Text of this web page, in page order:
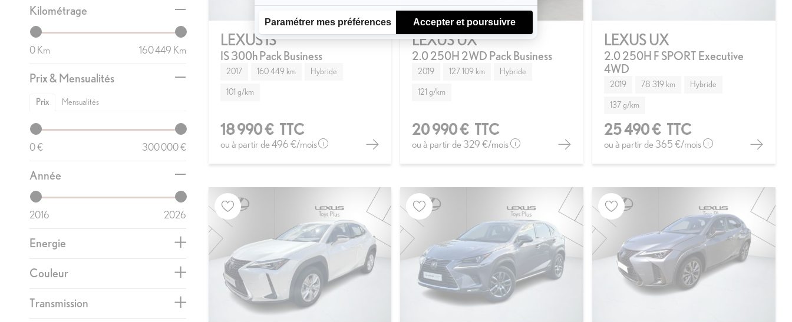
Paramétrer mes préférences Accepter et poursuivre
Kilométrage
0 160 449
Prix & Mensualités
Prix Mensualités
0 300 000
Année
2016 2026
Energie
Couleur
Transmission
LEXUS IS
IS 300h Pack Business
2017 160 449 km Hybride
101 g/km
18 990 € TTC
ou à partir de496 €/mois
LEXUS UX
2.0 250H 2WD Pack Business
2019 127 109 km Hybride
121 g/km
20 990 € TTC
ou à partir de329 €/mois
LEXUS UX
2.0 250H F SPORT Executive
4WD
2019 78 319 km Hybride
137 g/km
25 490 € TTC
ou à partir de365 €/mois